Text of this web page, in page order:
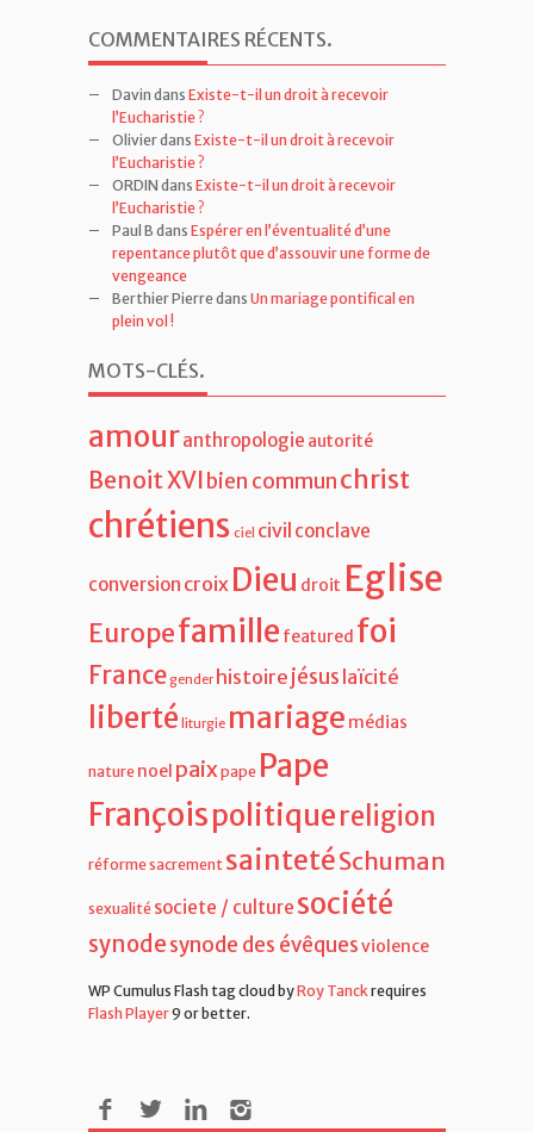
COMMENTAIRES RÉCENTS.
Davin dans Existe-t-il un droit à recevoir
l’Eucharistie ?
Olivierdans Existe-t-il un droit à recevoir
l’Eucharistie ?
ORDIN dans Existe-t-il un droit à recevoir
l’Eucharistie ?
Paul B dans Espérer en l’éventualité d’une
repentance plutôt que d’assouvir une forme de
vengeance
Berthier Pierredans Un mariage pontifical en
plein vol !
MOTS-CLÉS.
amouranthropologie autorité
Benoit XVIbien communchrist
chrétiens ciel civil conclave
conversion croix Dieu droit Eglise
Europefamille featured foi
Francegender histoire jésus laïcité
liberté liturgie mariage médias
nature noel paixpape Pape
Françoispolitiquereligion
réformesacrement saintetéSchuman
sexualité societe / culture société
synodesynode des évêquesviolence
WP Cumulus Flash tag cloud byRoy Tanck requires
Flash Player9 or better.